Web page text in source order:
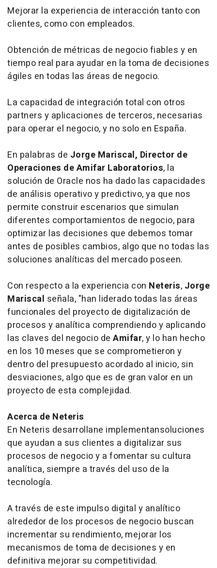
Mejorar la experiencia de interacción tanto con
clientes, como con empleados.
Obtención de métricas de negocio fiables y en
tiempo real para ayudar en la toma de decisiones
ágiles en todas las áreas de negocio.
La capacidad de integración total con otros
partners y aplicaciones de terceros, necesarias
para operar el negocio, y no solo en España.
En palabras de Jorge Mariscal, Director de
Operaciones de Amifar Laboratorios, la
solución de Oracle nos ha dado las capacidades
de análisis operativo y predictivo, ya que nos
permite construir escenarios que simulan
diferentes comportamientos de negocio, para
optimizar las decisiones que debemos tomar
antes de posibles cambios, algo que no todas las
soluciones analíticas del mercado poseen.
Con respecto a la experiencia con Neteris, Jorge
Mariscal señala, "han liderado todas las áreas
funcionales del proyecto de digitalización de
procesos y analítica comprendiendo y aplicando
las claves del negocio de Amifar, y lo han hecho
en los 10 meses que se comprometieron y
dentro del presupuesto acordado al inicio, sin
desviaciones, algo que es de gran valor en un
proyecto de esta complejidad.
Acerca de Neteris
En Neteris desarrollane implementansoluciones
que ayudan a sus clientes a digitalizar sus
procesos de negocio y a fomentar su cultura
analítica, siempre a través del uso de la
tecnología.
A través de este impulso digital y analítico
alrededor de los procesos de negocio buscan
incrementar su rendimiento, mejorar los
mecanismos de toma de decisiones y en
definitiva mejorar su competitividad.